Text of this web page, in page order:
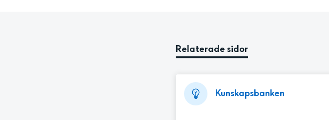
Relaterade sidor
Kunskapsbanken